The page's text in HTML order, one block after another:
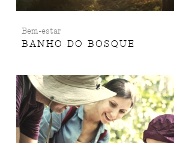
Bem-estar
BANHO DO BOSQUE